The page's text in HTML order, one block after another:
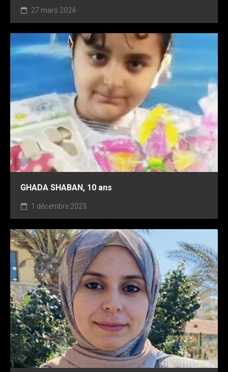
27 mars 2024
GHADA SHABAN, 10 ans
1 décembre 2023